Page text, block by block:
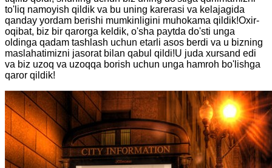
to'liq namoyish qildik va bu uning karerasi va kelajagida
qanday yordam berishi mumkinligini muhokama qildik!Oxir-
oqibat, biz bir qarorga keldik, o'sha paytda do'sti unga
oldinga qadam tashlash uchun etarli asos berdi va u bizning
maslahatimizni jasorat bilan qabul qildi!U juda xursand edi
va biz uzoq va uzoqqa borish uchun unga hamroh bo'lishga
qaror qildik!